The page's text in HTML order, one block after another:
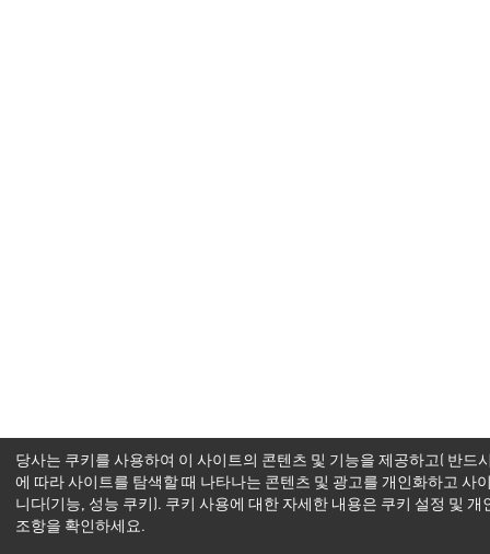
당사는 쿠키를 사용하여 이 사이트의 콘텐츠 및 기능을 제공하고( 반드
에 따라 사이트를 탐색할 때 나타나는 콘텐츠 및 광고를 개인화하고 사
니다(기능, 성능 쿠키). 쿠키 사용에 대한 자세한 내용은 쿠키 설정 및
조항을 확인하세요.